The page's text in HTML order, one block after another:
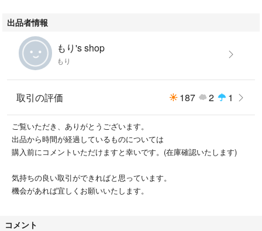
出品者情報
もり's shop
もり
取引の評価 187 2 1
ご覧いただき、ありがとうございます。
出品から時間が経過しているものについては
購入前にコメントいただけますと幸いです。(在庫確認いたします)
気持ちの良い取引ができればと思っています。
機会があれば宜しくお願いいたします。
コメント